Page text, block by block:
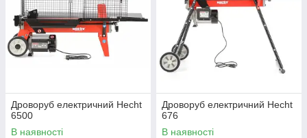
Дроворуб електричний Hecht
6500
В наявності
Дроворуб електричний Hecht
676
В наявності